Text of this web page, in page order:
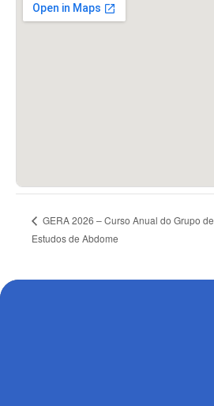
GERA 2026 – Curso Anual do Grupo de
Estudos de Abdome